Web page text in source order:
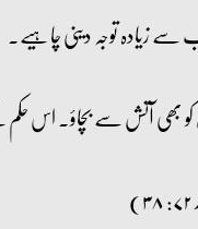
زیادہ توجہ دینی چاہیے۔
کو بھی آتش سے بچاؤ۔ اس